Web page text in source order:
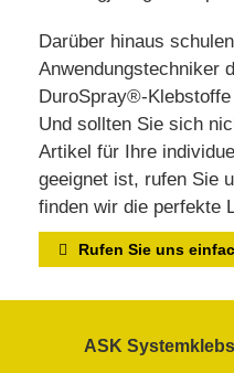
Darüber hinaus
Anwendungstechniker
DuroSpray®-
Und sollten Sie sich
Artikel für Ihre
geeignet ist, rufen Sie
finden wir die perfekte
Rufen Sie uns
ASK